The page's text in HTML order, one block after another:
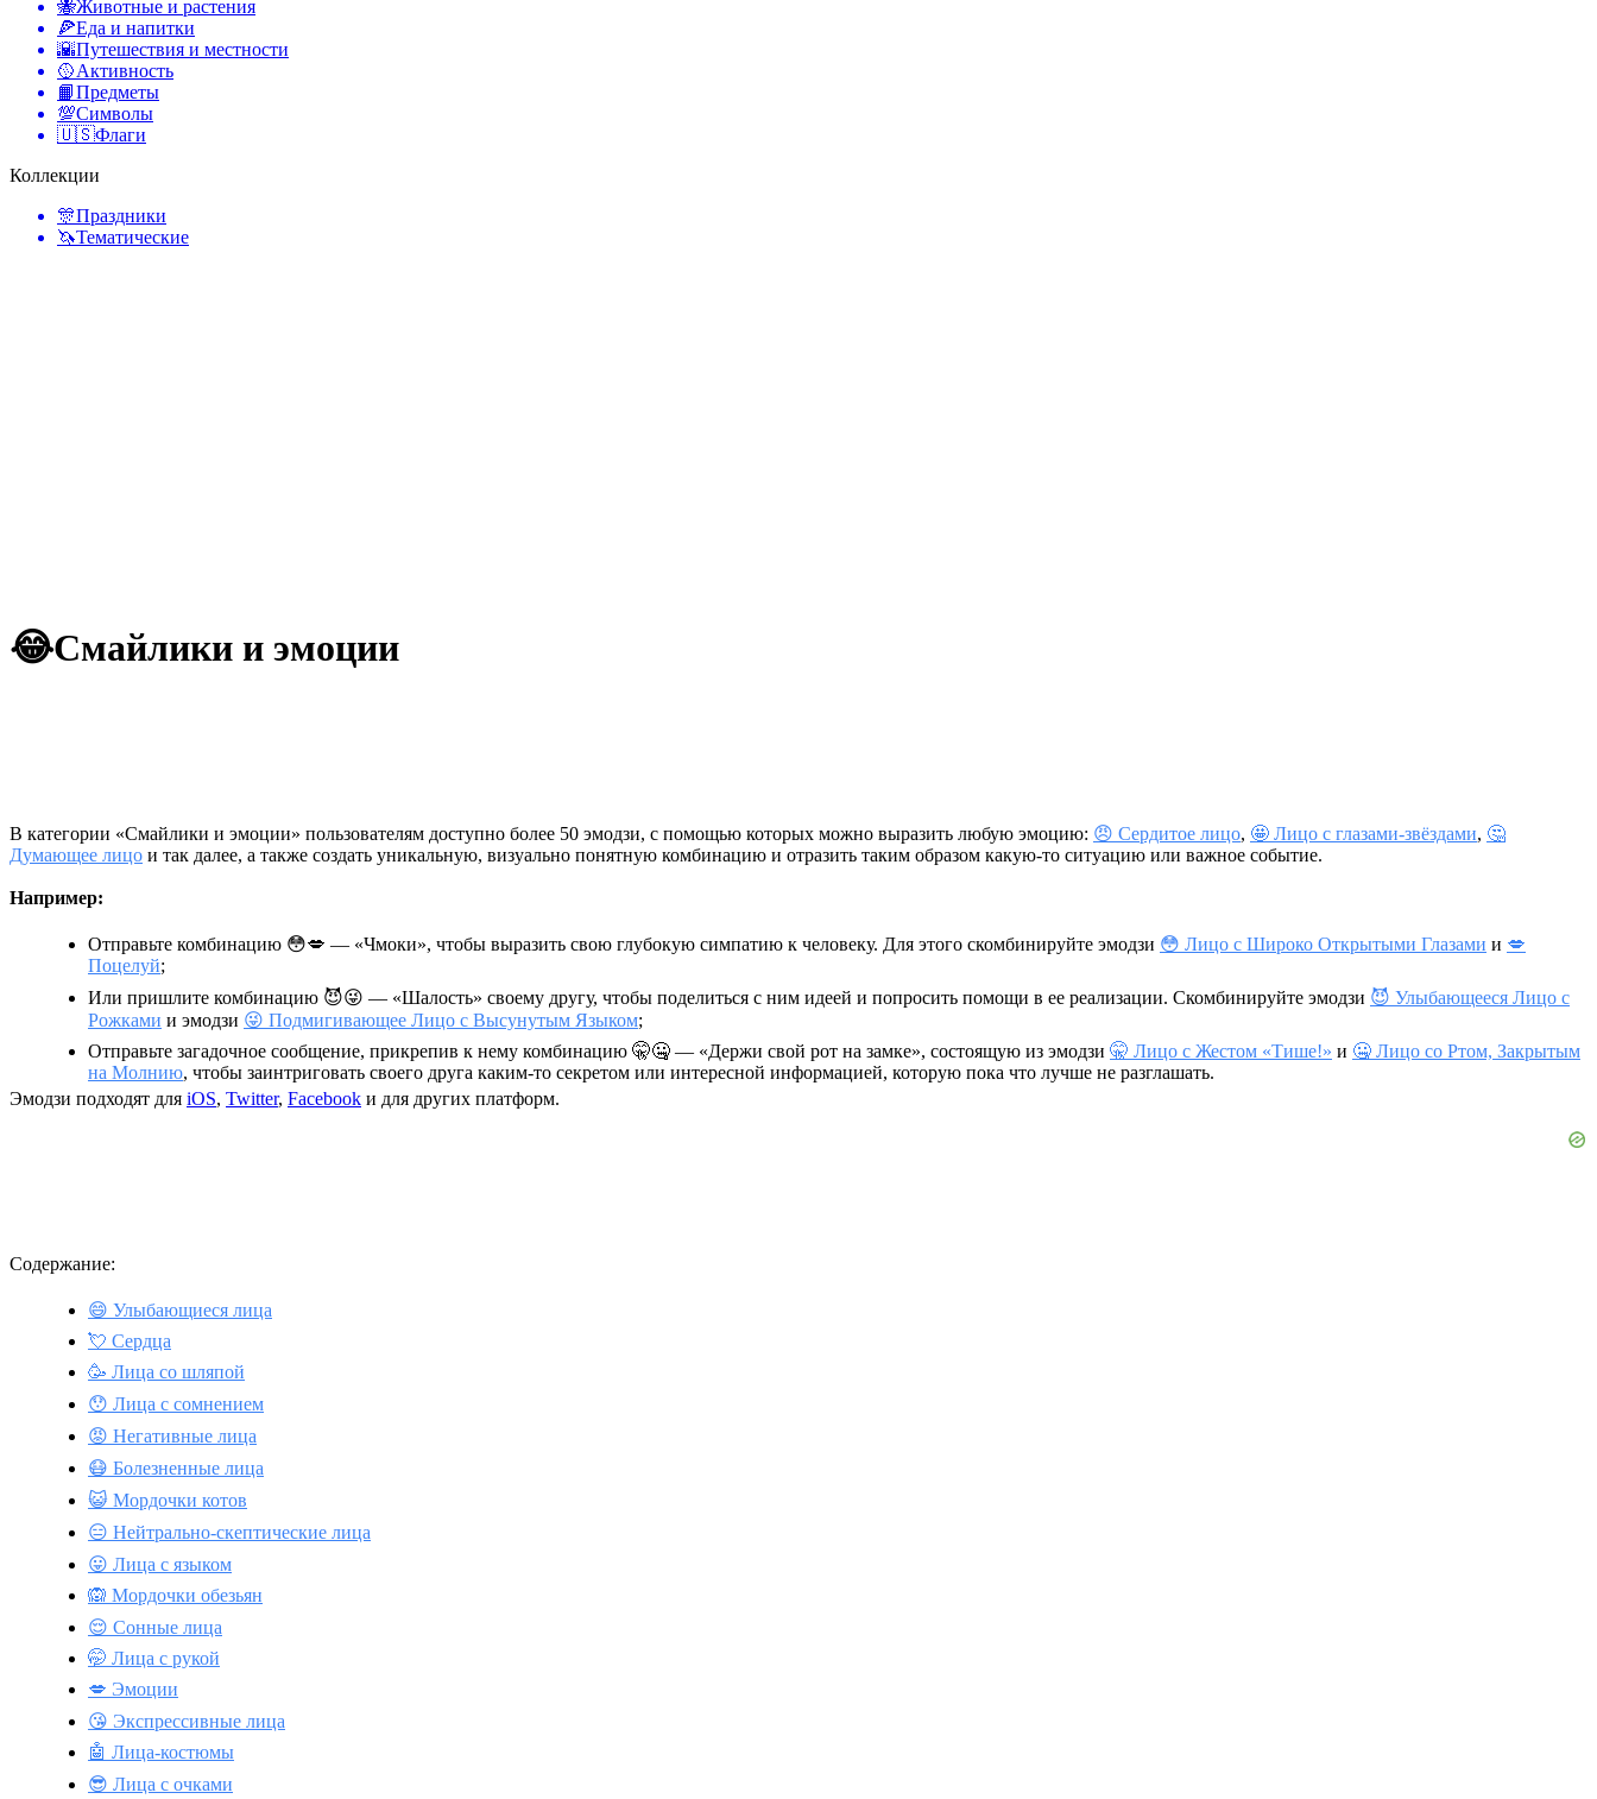
🐝Животные и растения
🍕Еда и напитки
🌇Путешествия и местности
🥎Активность
📙Предметы
💯Символы
🇺🇸Флаги
Коллекции
🎊Праздники
🦄Тематические
😂Смайлики и эмоции
В категории «Смайлики и эмоции» пользователям доступно более 50 эмодзи, с помощью которых можно выразить любую эмоцию: 😠 Сердитое лицо, 🤩 Лицо с глазами-звёздами, 🤔
Думающее лицо и так далее, а также создать уникальную, визуально понятную комбинацию и отразить таким образом какую-то ситуацию или важное событие.
Например:
Отправьте комбинацию 😳💋 — «Чмоки», чтобы выразить свою глубокую симпатию к человеку. Для этого скомбинируйте эмодзи 😳 Лицо с Широко Открытыми Глазами и 💋
Поцелуй;
Или пришлите комбинацию 😈😜 — «Шалость» своему другу, чтобы поделиться с ним идеей и попросить помощи в ее реализации. Скомбинируйте эмодзи 😈 Улыбающееся Лицо с
Рожками и эмодзи 😜 Подмигивающее Лицо с Высунутым Языком;
Отправьте загадочное сообщение, прикрепив к нему комбинацию 🤫🤐 — «Держи свой рот на замке», состоящую из эмодзи 🤫 Лицо с Жестом «Тише!» и 🤐 Лицо со Ртом, Закрытым
на Молнию, чтобы заинтриговать своего друга каким-то секретом или интересной информацией, которую пока что лучше не разглашать.
Эмодзи подходят для iOS, Twitter, Facebook и для других платформ.
Содержание:
😄 Улыбающиеся лица
💘 Сердца
🥳 Лица со шляпой
😯 Лица с сомнением
😡 Негативные лица
😷 Болезненные лица
😺 Мордочки котов
😑 Нейтрально-скептические лица
😛 Лица с языком
🙉 Мордочки обезьян
😌 Сонные лица
🤭 Лица с рукой
💋 Эмоции
😘 Экспрессивные лица
🤖 Лица-костюмы
😎 Лица с очками